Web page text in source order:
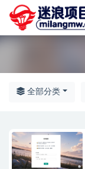
全部分类
站长推